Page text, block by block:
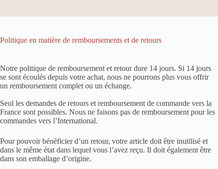
Politique en matière de remboursements et de retours
Notre politique de remboursement et retour dure 14 jours. Si 14 jours
se sont écoulés depuis votre achat, nous ne pourrons plus vous offrir
un remboursement complet ou un échange.
Seul les demandes de retours et remboursement de commande vers la
France sont possibles. Nous ne faisons pas de remboursement pour les
commandes vers l’International.
Pour pouvoir bénéficier d’un retour, votre article doit être inutilisé et
dans le même état dans lequel vous l’avez reçu. Il doit également être
dans son emballage d’origine.